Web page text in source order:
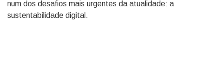
num dos desafios mais urgentes da atualidade: a
sustentabilidade digital.